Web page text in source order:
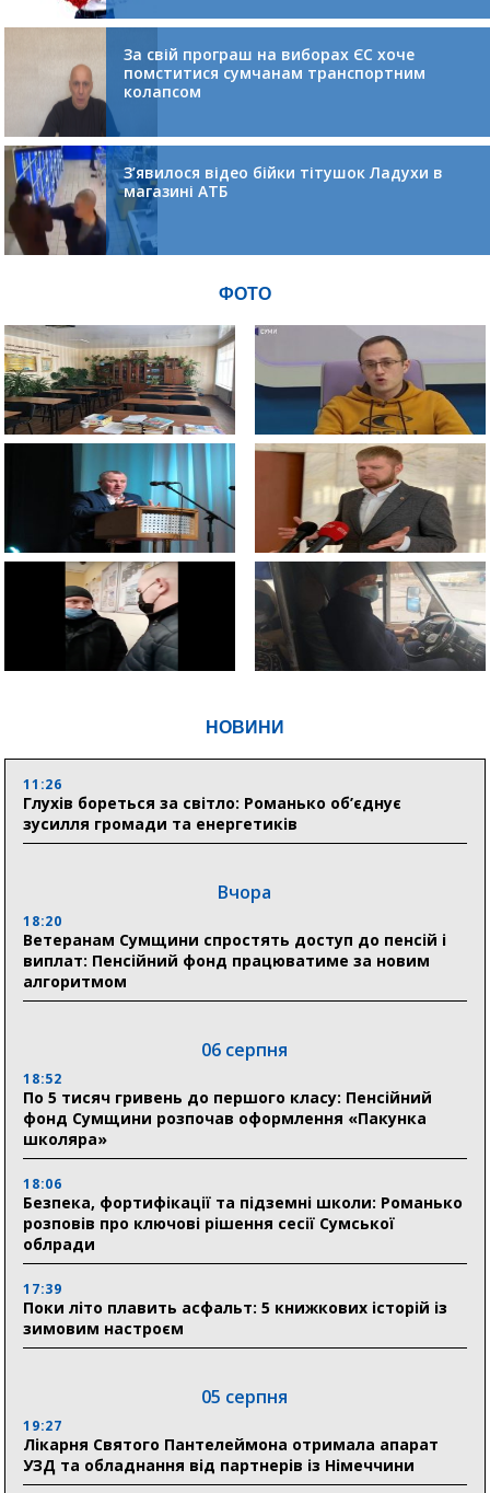
НОВИНИ
11:26
Глухів бореться за світло: Романько об’єднує
зусилля громади та енергетиків
Вчора
18:20
Ветеранам Сумщини спростять доступ до пенсій і
виплат: Пенсійний фонд працюватиме за новим
алгоритмом
06 серпня
18:52
По 5 тисяч гривень до першого класу: Пенсійний
фонд Сумщини розпочав оформлення «Пакунка
школяра»
18:06
Безпека, фортифікації та підземні школи: Романько
розповів про ключові рішення сесії Сумської
облради
17:39
Поки літо плавить асфальт: 5 книжкових історій із
зимовим настроєм
05 серпня
19:27
Лікарня Святого Пантелеймона отримала апарат
УЗД та обладнання від партнерів із Німеччини
За свій програш на виборах ЄС хоче
помститися сумчанам транспортним
колапсом
З’явилося відео бійки тітушок Ладухи в
магазині АТБ
ФОТО